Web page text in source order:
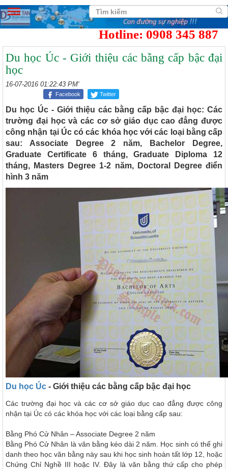
Hotline: 0908 345 887
Du học Úc - Giới thiệu các bằng cấp bậc đại
học
16-07-2016 01:22:43 PM'
Facebook Twitter
Du học Úc - Giới thiệu các bằng cấp bậc đại học: Các
trường đại học và các cơ sở giáo dục cao đẳng được
công nhận tại Úc có các khóa học với các loại bằng cấp
sau: Associate Degree 2 năm, Bachelor Degree,
Graduate Certificate 6 tháng, Graduate Diploma 12
tháng, Masters Degree 1-2 năm, Doctoral Degree điển
hình 3 năm
Du học Úc - Giới thiệu các bằng cấp bậc đại học
Các trường đại học và các cơ sở giáo dục cao đẳng được công
nhận tại Úc có các khóa học với các loại bằng cấp sau:
Bằng Phó Cử Nhân – Associate Degree 2 năm
Bằng Phó Cử Nhân là văn bằng kéo dài 2 năm. Học sinh có thể ghi
danh theo học văn bằng này sau khi học sinh hoàn tất lớp 12, hoặc
Chứng Chỉ Nghề III hoặc IV. Đây là văn bằng thứ cấp cho phép